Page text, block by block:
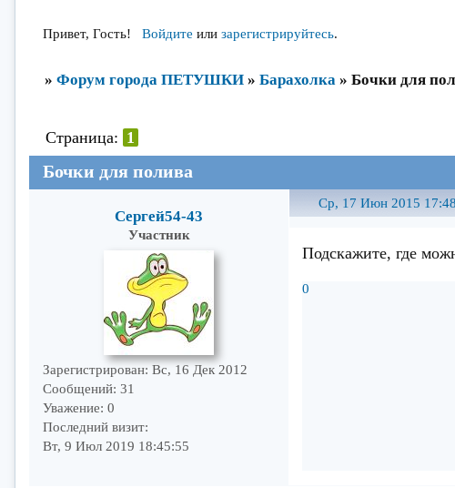
Привет, Гость! Войдите или зарегистрируйтесь.
» Форум города ПЕТУШКИ » Барахолка » Бочки для
Бочки для полива
Страница: 1
Ср, 17 Июн 2015
Сергей54-43
Участник
Зарегистрирован: Вс, 16 Дек 2012
Сообщений: 31
Уважение: 0
Последний визит:
Вт, 9 Июл 2019 18:45:55
Подскажите, где
0